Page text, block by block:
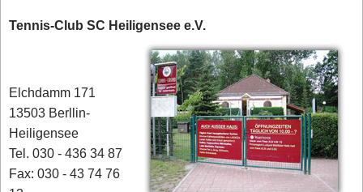
Tennis-Club SC Heiligensee e.V.
Elchdamm 171
13503 Berllin-
Heiligensee
Tel. 030 - 436 34 87
​Fax: 030 - 43 74 76